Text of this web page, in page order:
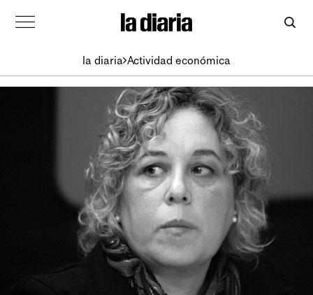
la diaria Actividad económica